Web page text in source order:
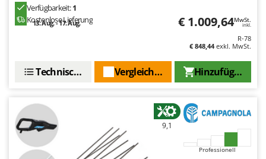
Spiralmac
Spring Protezione
Stiga
Sunseeker
Tecla
Verfügbarkeit:1
Kostenlose Lieferung
13. Aug. - 17. Aug. € 1.009,64MwSt.
inkl.
R-78
€ 848,44exkl. MwSt.
Hinzufügen
Vergleichen Sie
Technische Daten
9,1
Professionell